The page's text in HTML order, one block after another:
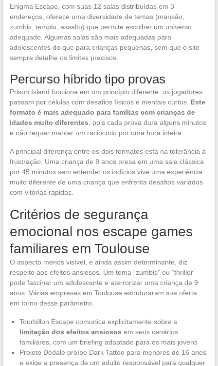
Enigma Escape, com suas 12 salas distribuídas em 3
endereços, oferece uma diversidade de temas (mansão,
zumbis, templo, assalto) que permite escolher um universo
adequado. Algumas salas são mais adequadas para
adolescentes do que para crianças pequenas, sem que o site
sempre detalhe os limites precisos.
Percurso híbrido tipo provas
Prison Island funciona em um princípio diferente: os jogadores
passam por células com desafios físicos e mentais curtos. Este
formato é mais adequado para famílias com crianças de
idades muito diferentes, pois cada prova dura alguns minutos
e não requer manter um raciocínio por uma hora inteira.
A principal diferença entre os dois formatos está na tolerância à
frustração. Uma criança de 8 anos presa em uma sala clássica
por 45 minutos sem entender os indícios vive uma experiência
muito diferente de uma criança que enfrenta desafios variados
com vitórias rápidas.
Critérios de segurança
emocional nos escape games
familiares em Toulouse
O aspecto menos visível, e ainda assim determinante, diz
respeito aos efeitos ansiosos. Um tema “zumbis” ou “thriller”
pode fascinar um adolescente e aterrorizar uma criança de 9
anos. Várias empresas em Toulouse estruturaram sua oferta
em torno desse parâmetro.
Tourbillon Escape comunica explicitamente sobre a
limitação dos efeitos ansiosos em seus cenários
familiares, com um briefing adaptado para os mais jovens
Projeto Dédale proíbe Dark Tattoo para menores de 16 anos
e exige a presença de um adulto responsável para qualquer